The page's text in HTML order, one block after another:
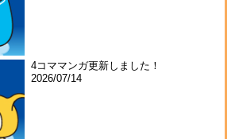
4コママンガ更新しました！
2026/07/14